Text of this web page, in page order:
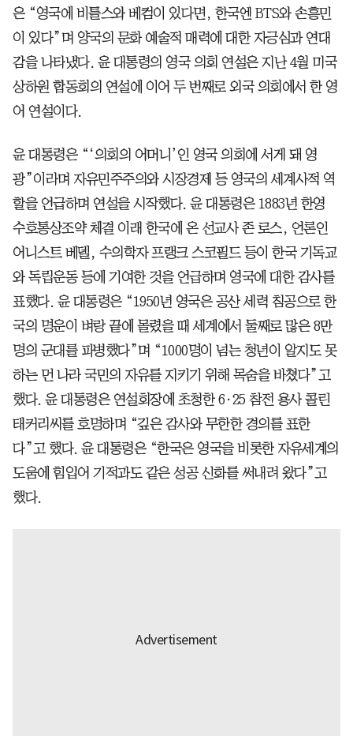
은 “영국에 비틀스와 베컴이 있다면, 한국엔 BTS와 손흥민
이 있다”며 양국의 문화 예술적 매력에 대한 자긍심과 연대
감을 나타냈다. 윤 대통령의 영국 의회 연설은 지난 4월 미국
상하원 합동회의 연설에 이어 두 번째로 외국 의회에서 한 영
어 연설이다.
윤 대통령은 “‘의회의 어머니’인 영국 의회에 서게 돼 영
광”이라며 자유민주주의와 시장경제 등 영국의 세계사적 역
할을 언급하며 연설을 시작했다. 윤 대통령은 1883년 한영
수호통상조약 체결 이래 한국에 온 선교사 존 로스, 언론인
어니스트 베델, 수의학자 프랭크 스코필드 등이 한국 기독교
와 독립운동 등에 기여한 것을 언급하며 영국에 대한 감사를
표했다. 윤 대통령은 “1950년 영국은 공산 세력 침공으로 한
국의 명운이 벼랑 끝에 몰렸을 때 세계에서 둘째로 많은 8만
명의 군대를 파병했다”며 “1000명이 넘는 청년이 알지도 못
하는 먼 나라 국민의 자유를 지키기 위해 목숨을 바쳤다”고
했다. 윤 대통령은 연설회장에 초청한 6·25 참전 용사 콜린
태커리씨를 호명하며 “깊은 감사와 무한한 경의를 표한
다”고 했다. 윤 대통령은 “한국은 영국을 비롯한 자유세계의
도움에 힘입어 기적과도 같은 성공 신화를 써내려 왔다”고
했다.